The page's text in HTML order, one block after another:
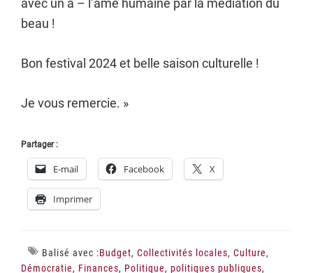
avec un a – l’âme humaine par la médiation du
beau !
Bon festival 2024 et belle saison culturelle !
Je vous remercie. »
Partager :
E-mail Facebook X
Imprimer
Balisé avec :Budget, Collectivités locales, Culture,
Démocratie, Finances, Politique, politiques publiques,